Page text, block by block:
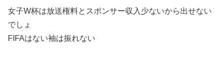
女子W杯は放送権料とスポンサー収入少ないから出せない
でしょ
FIFAはない袖は振れない